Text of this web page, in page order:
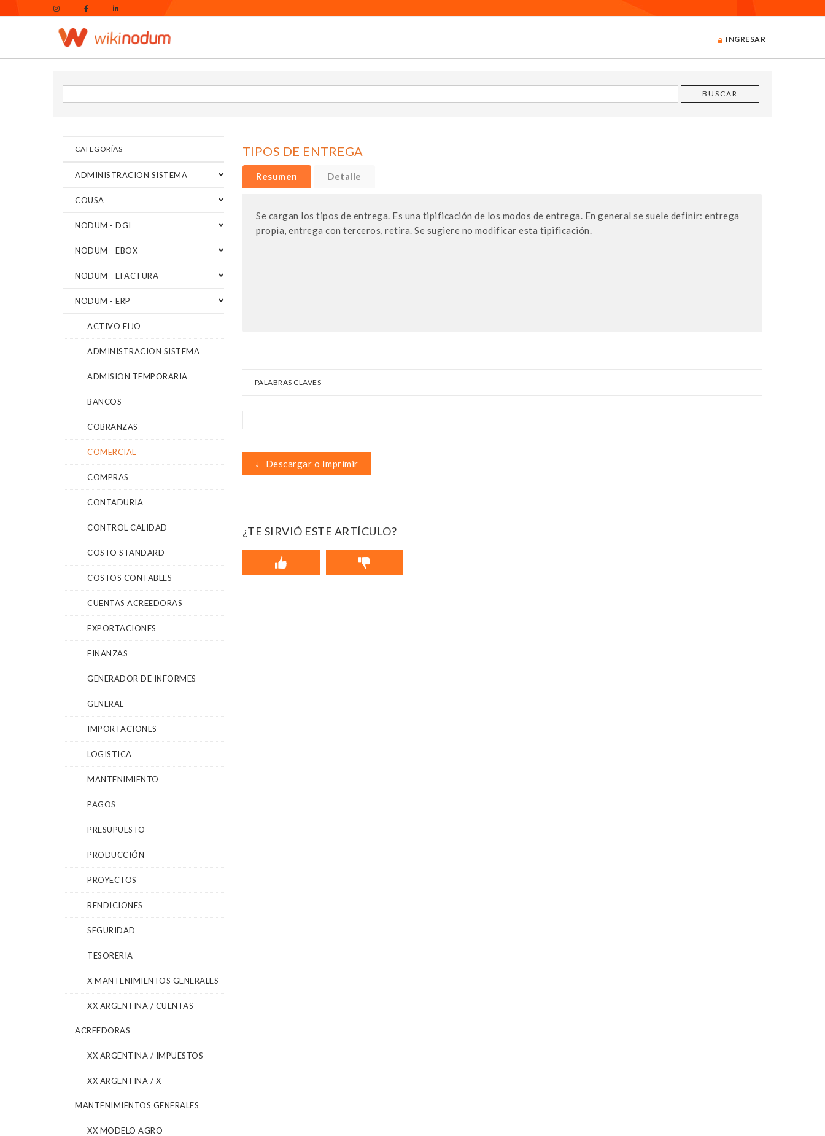
INGRESAR
CATEGORÍAS
ADMINISTRACION SISTEMA
COUSA
NODUM - DGI
NODUM - EBOX
NODUM - EFACTURA
NODUM - ERP
ACTIVO FIJO
ADMINISTRACION SISTEMA
ADMISION TEMPORARIA
BANCOS
COBRANZAS
COMERCIAL
COMPRAS
CONTADURIA
CONTROL CALIDAD
COSTO STANDARD
COSTOS CONTABLES
CUENTAS ACREEDORAS
EXPORTACIONES
FINANZAS
GENERADOR DE INFORMES
GENERAL
IMPORTACIONES
LOGISTICA
MANTENIMIENTO
PAGOS
PRESUPUESTO
PRODUCCIÓN
PROYECTOS
RENDICIONES
SEGURIDAD
TESORERIA
X MANTENIMIENTOS GENERALES
XX ARGENTINA / CUENTAS
ACREEDORAS
XX ARGENTINA / IMPUESTOS
XX ARGENTINA / X
MANTENIMIENTOS GENERALES
XX MODELO AGRO
TIPOS DE ENTREGA
Resumen Detalle
Se cargan los tipos de entrega. Es una tipificación de los modos de entrega. En general se suele definir: entrega
propia, entrega con terceros, retira. Se sugiere no modificar esta tipificación.
PALABRAS CLAVES
↓ Descargar o Imprimir
¿TE SIRVIÓ ESTE ARTÍCULO?